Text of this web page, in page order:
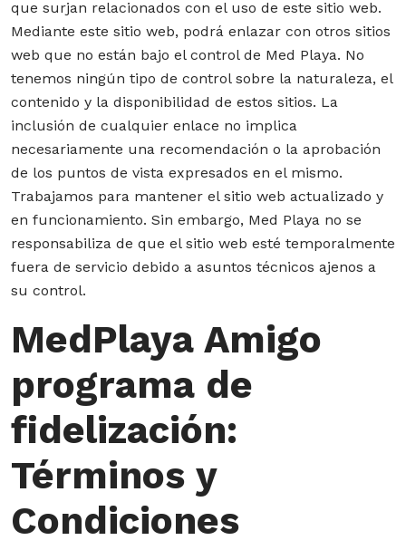
que surjan relacionados con el uso de este sitio web.
Mediante este sitio web, podrá enlazar con otros sitios
web que no están bajo el control de Med Playa. No
tenemos ningún tipo de control sobre la naturaleza, el
contenido y la disponibilidad de estos sitios. La
inclusión de cualquier enlace no implica
necesariamente una recomendación o la aprobación
de los puntos de vista expresados en el mismo.
Trabajamos para mantener el sitio web actualizado y
en funcionamiento. Sin embargo, Med Playa no se
responsabiliza de que el sitio web esté temporalmente
fuera de servicio debido a asuntos técnicos ajenos a
su control.
MedPlaya Amigo
programa de
fidelización:
Términos y
Condiciones